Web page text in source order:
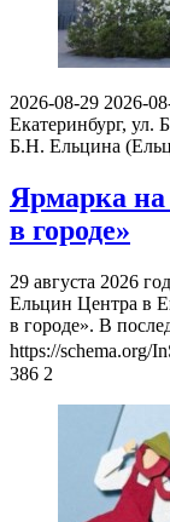
2026-08-29 2026-
Екатеринбург, ул.
Б.Н. Ельцина
Ярмарка на
в городе»
29 августа 2026
Ельцин Центра в
в городе». В
https://schema.org/
386 2